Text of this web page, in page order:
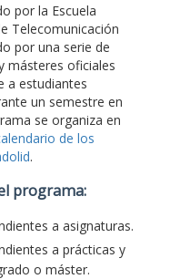
por la Escuela
Telecomunicación
por una serie de
másteres oficiales
a estudiantes
un semestre en
se organiza en
de los
.
programa:
a asignaturas.
a prácticas y
o máster.